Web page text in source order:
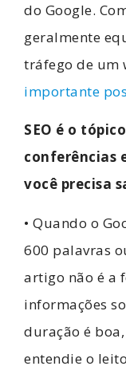
do Google.
geralmente
tráfego de um
importante
SEO é o
conferências
você precisa
• Quando o
600 palavras
artigo não é a
informações
duração é
entendie o